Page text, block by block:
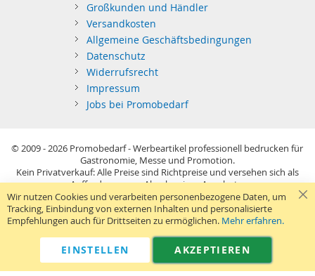
Großkunden und Händler
Versandkosten
Allgemeine Geschäftsbedingungen
Datenschutz
Widerrufsrecht
Impressum
Jobs bei Promobedarf
© 2009 - 2026 Promobedarf - Werbeartikel professionell bedrucken für
Gastronomie, Messe und Promotion.
Kein Privatverkauf: Alle Preise sind Richtpreise und versehen sich als
Aufforderung zur Abgabe eines Angebots.
Sie richten sich nur an gewerblichen Bedarf (§14 BGB) im Sinne der
Preisangabenverordnung und verstehen sich netto zzgl. MwSt. USB-
Sticks: Tagespreise ggf. zzgl. Druckkosten und GEMA.
Telefon:040 38 63 12 40 Kontaktformular
Wir nutzen Cookies und verarbeiten personenbezogene Daten, um
Tracking, Einbindung von externen Inhalten und personalisierte
Empfehlungen auch für Drittseiten zu ermöglichen. Mehr erfahren.
AKZEPTIEREN
EINSTELLEN